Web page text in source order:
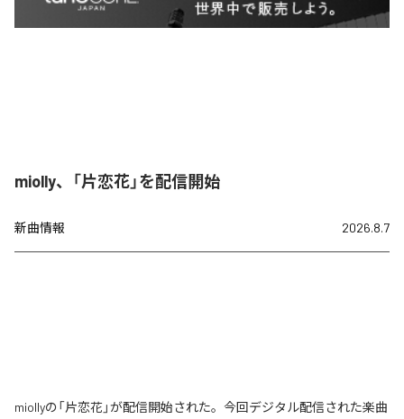
miolly、「片恋花」を配信開始
新曲情報 2026.8.7
miollyの「片恋花」が配信開始された。今回デジタル配信された楽曲